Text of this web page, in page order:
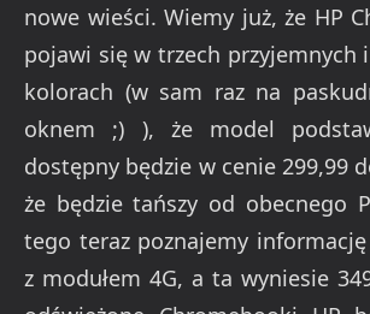
nowe wieści. Wiemy już, że HP
pojawi się w trzech przyjemnych
kolorach (w sam raz na
oknem ;) ), że model
dostępny będzie w cenie 299,99
że będzie tańszy od obecnego
tego teraz poznajemy
z modułem 4G, a ta wyniesie